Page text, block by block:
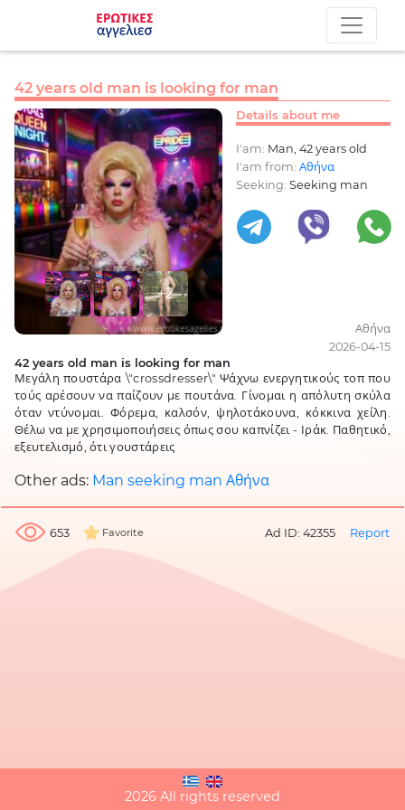
42 years old man is looking for man
+2
Details about me
I'am: Man, 42 years old
I'am from: Αθήνα
Seeking: Seeking man
Αθήνα
2026-04-15
42 years old man is looking for man
Μεγάλη πουστάρα \"crossdresser\" Ψάχνω ενεργητικούς τοπ που
τούς αρέσουν να παίζουν με πουτάνα. Γίνομαι η απόλυτη σκύλα
όταν ντύνομαι. Φόρεμα, καλσόν, ψηλοτάκουνα, κόκκινα χείλη.
Θέλω να με χρησιμοποιήσεις όπως σου καπνίζει - Ιράκ. Παθητικό,
εξευτελισμό, ότι γουστάρεις
Other ads: Man seeking man Αθήνα
653 Favorite Ad ID: 42355 Report
2026 All rights reserved